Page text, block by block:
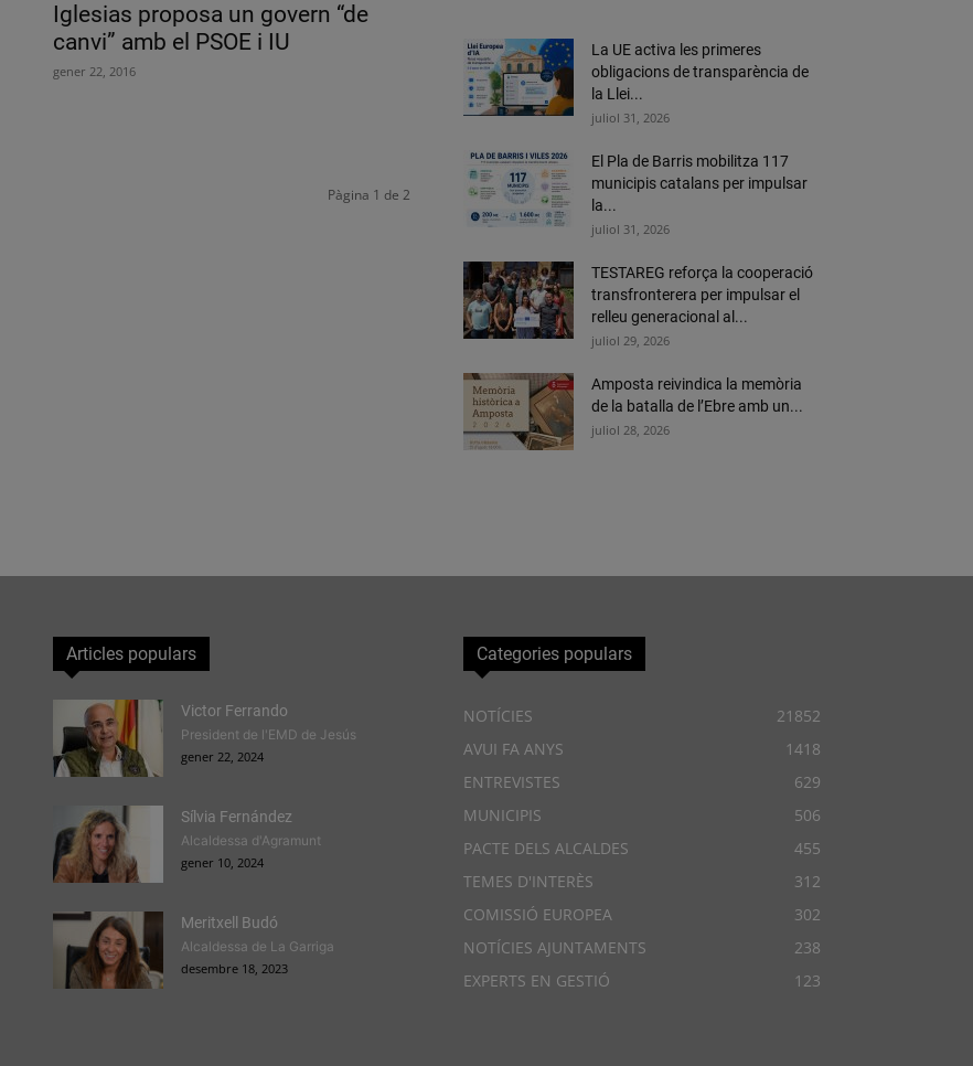
Iglesias proposa un govern “de
canvi” amb el PSOE i IU
gener 22, 2016
Pàgina 1 de 2
La UE activa les primeres
obligacions de transparència de
la Llei...
juliol 31, 2026
El Pla de Barris mobilitza 117
municipis catalans per impulsar
la...
juliol 31, 2026
TESTAREG reforça la cooperació
transfronterera per impulsar el
relleu generacional al...
juliol 29, 2026
Amposta reivindica la memòria
de la batalla de l’Ebre amb un...
juliol 28, 2026
Articles populars
Victor Ferrando
President de l'EMD de Jesús
gener 22, 2024
Sílvia Fernández
Alcaldessa d'Agramunt
gener 10, 2024
Meritxell Budó
Alcaldessa de La Garriga
desembre 18, 2023
Categories populars
NOTÍCIES
21852
AVUI FA ANYS
1418
ENTREVISTES
629
MUNICIPIS
506
PACTE DELS ALCALDES
455
TEMES D'INTERÈS
312
COMISSIÓ EUROPEA
302
NOTÍCIES AJUNTAMENTS
238
EXPERTS EN GESTIÓ
123